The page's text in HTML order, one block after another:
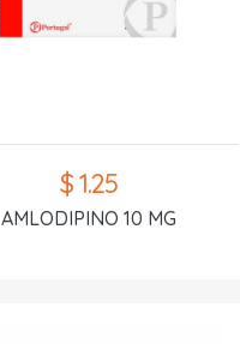
$ 1.25
AMLODIPINO 10 MG